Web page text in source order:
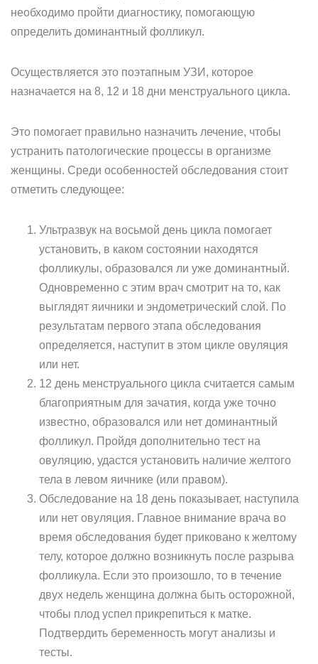
необходимо пройти диагностику, помогающую
определить доминантный фолликул.
Осуществляется это поэтапным УЗИ, которое
назначается на 8, 12 и 18 дни менструального цикла.
Это помогает правильно назначить лечение, чтобы
устранить патологические процессы в организме
женщины. Среди особенностей обследования стоит
отметить следующее:
Ультразвук на восьмой день цикла помогает
установить, в каком состоянии находятся
фолликулы, образовался ли уже доминантный.
Одновременно с этим врач смотрит на то, как
выглядят яичники и эндометрический слой. По
результатам первого этапа обследования
определяется, наступит в этом цикле овуляция
или нет.
12 день менструального цикла считается самым
благоприятным для зачатия, когда уже точно
известно, образовался или нет доминантный
фолликул. Пройдя дополнительно тест на
овуляцию, удастся установить наличие желтого
тела в левом яичнике (или правом).
Обследование на 18 день показывает, наступила
или нет овуляция. Главное внимание врача во
время обследования будет приковано к желтому
телу, которое должно возникнуть после разрыва
фолликула. Если это произошло, то в течение
двух недель женщина должна быть осторожной,
чтобы плод успел прикрепиться к матке.
Подтвердить беременность могут анализы и
тесты.